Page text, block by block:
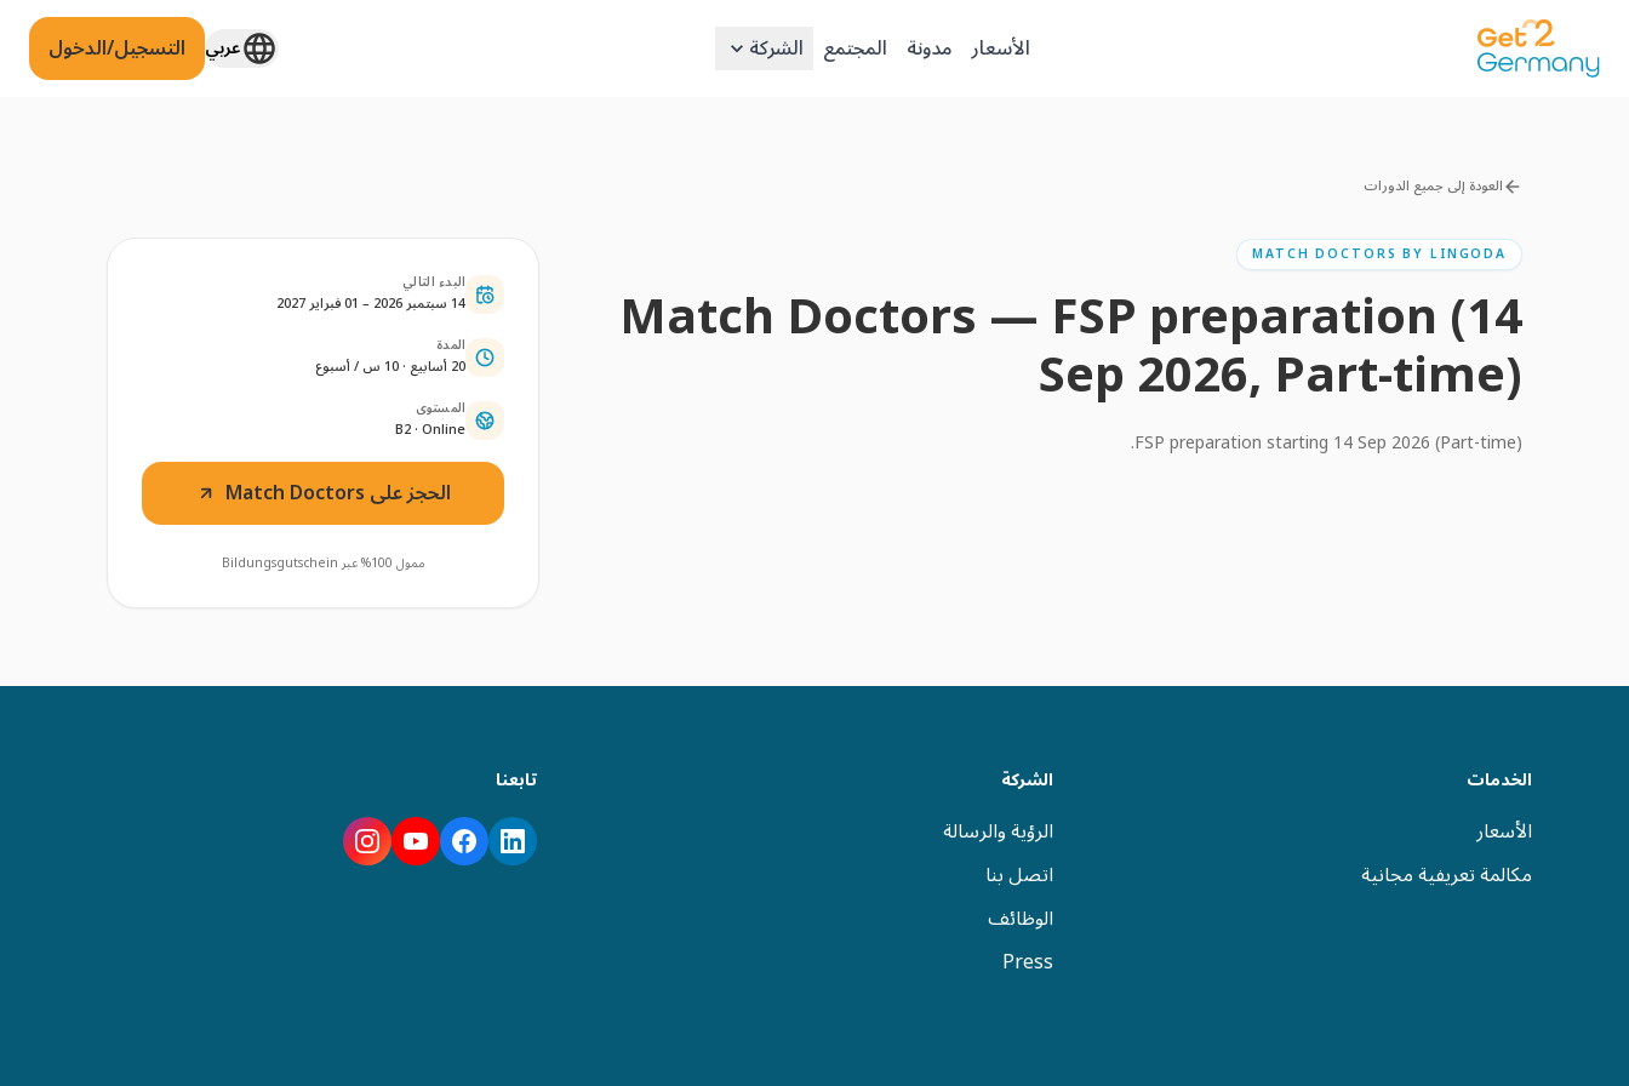
الأسعار مدونة المجتمع الشركة عربي التسجيل/الدخول
العودة إلى جميع الدورات
MATCH DOCTORS BY LINGODA
Match Doctors — FSP preparation (14
Sep 2026, Part-time)
FSP preparation starting 14 Sep 2026 (Part-time).
البدء التالي
14 سبتمبر 2026 – 01 فبراير 2027
المدة
20 أسابيع · 10 س / أسبوع
المستوى
B2 · Online
الحجز على Match Doctors
ممول 100% عبر Bildungsgutschein
الخدمات
الأسعار
مكالمة تعريفية مجانية
الشركة
الرؤية والرسالة
اتصل بنا
الوظائف
Press
تابعنا